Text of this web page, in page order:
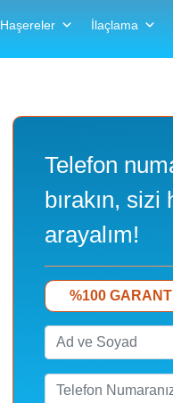
Haşereler İlaçlama
Telefon
bırakın, sizi
arayalım!
%100